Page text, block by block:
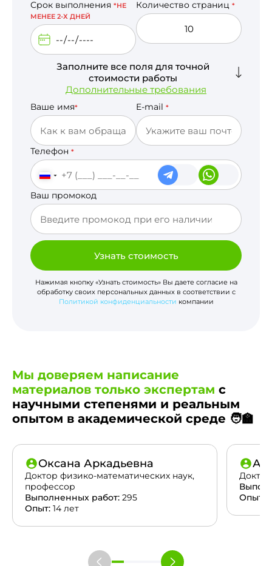
Срок выполнения *НЕ
МЕНЕЕ 2-Х ДНЕЙ
Количество страниц *
Заполните все поля для точной
стоимости работы
Дополнительные требования
Ваше имя* E-mail *
Телефон *
Ваш промокод
Узнать стоимость
Нажимая кнопку «Узнать стоимость» Вы даете согласие на
обработку своих персональных данных в соответствии с
Политикой конфиденциальности компании
Мы доверяем написание
материалов только экспертам с
научными степенями и реальным
опытом в академической среде 🧑‍🏫
Оксана Аркадьевна
Доктор физико-математических наук,
профессор
Выполненных работ: 295
Опыт: 14 лет
Опыт: